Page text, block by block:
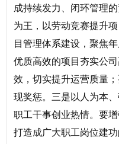
成持续发力、闭环管理
为王，以劳动竞赛提升
目管理体系建设，聚焦
优质高效的项目夯实公
效，切实提升运营质量
现奖惩。三是以人为本
职工干事创业热情。要
打造成广大职工岗位建